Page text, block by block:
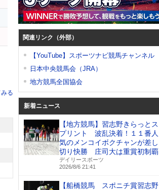
る
関連リンク（外部）
【YouTube】スポーツナビ競馬チャンネル
日本中央競馬会（JRA）
地方競馬全国協会
新着ニュース
【地方競馬】習志野きらっとス
プリント 波乱決着！１１番人
気のメンコイボクチャンが差し
切り快勝 庄司大は重賞初制覇
デイリースポーツ
2026/8/6 21:41
【船橋競馬 スポニチ賞習志野